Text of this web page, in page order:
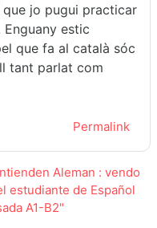
jo pugui practicar
estic
que fa al català sóc
tant parlat com
Permalink
Aleman : vendo
estudiante de Español
A1-B2"